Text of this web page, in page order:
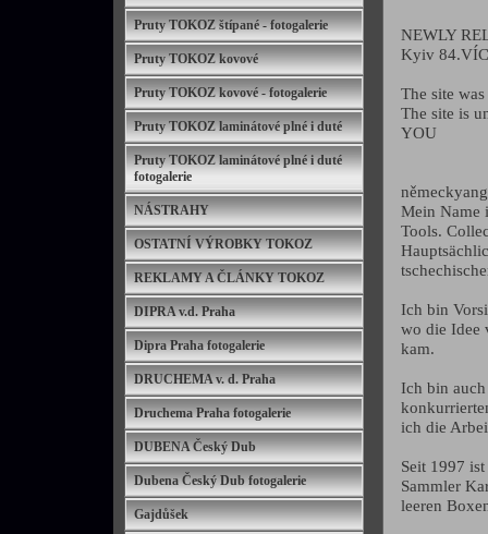
NEWLY
Kyiv
The site
The site is
YOU
Mein Name
Tools.
Ich bin
wo die Idee
kam.
Ich bin auch
ich die
Seit 1997
Sammler
leeren
Pruty TOKOZ štípané - fotogalerie
Pruty TOKOZ kovové
Pruty TOKOZ kovové - fotogalerie
Pruty TOKOZ laminátové plné i duté
Pruty TOKOZ laminátové plné i duté
fotogalerie
NÁSTRAHY
OSTATNÍ VÝROBKY TOKOZ
REKLAMY A ČLÁNKY TOKOZ
DIPRA v.d. Praha
Dipra Praha fotogalerie
DRUCHEMA v. d. Praha
Druchema Praha fotogalerie
DUBENA Český Dub
Dubena Český Dub fotogalerie
Gajdůšek